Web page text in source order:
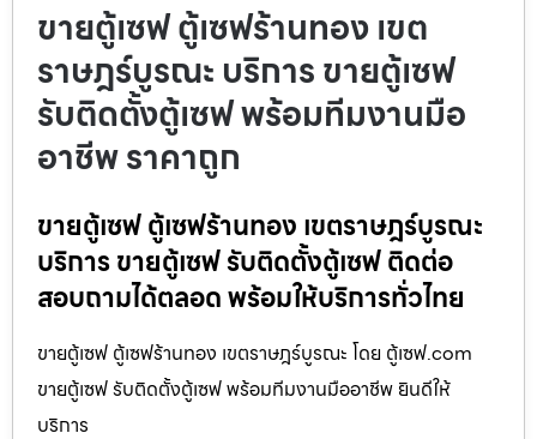
ขายตู้เซฟ ตู้เซฟร้านทอง เขต
ราษฎร์บูรณะ บริการ ขายตู้เซฟ
รับติดตั้งตู้เซฟ พร้อมทีมงานมือ
อาชีพ ราคาถูก
ขายตู้เซฟ ตู้เซฟร้านทอง เขตราษฎร์บูรณะ
บริการ ขายตู้เซฟ รับติดตั้งตู้เซฟ ติดต่อ
สอบถามได้ตลอด พร้อมให้บริการทั่วไทย
ขายตู้เซฟ ตู้เซฟร้านทอง เขตราษฎร์บูรณะ โดย ตู้เซฟ.com
ขายตู้เซฟ รับติดตั้งตู้เซฟ พร้อมทีมงานมืออาชีพ ยินดีให้
บริการ